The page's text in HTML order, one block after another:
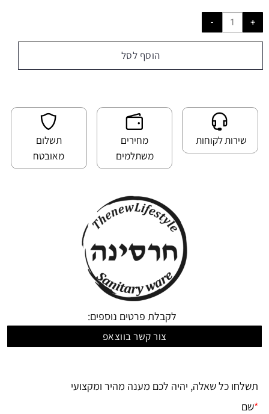
הוסף לסל
שירות לקוחות
מחירים
משתלמים
תשלום
מאובטח
לקבלת פרטים נוספים:
צור קשר בווצאפ
תשלחו כל שאלה, יהיה לכם מענה מהיר ומקצועי
*שם